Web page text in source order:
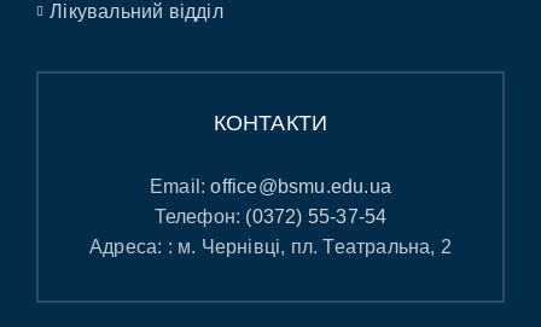
Лікувальний відділ
КОНТАКТИ
Email:office@bsmu.edu.ua
Телефон: (0372) 55-37-54
Адреса: : м. Чернівці, пл. Театральна, 2